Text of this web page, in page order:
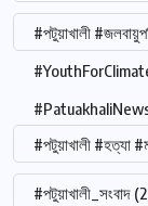
#পটুয়াখালী
#পটুয়াখালী #হত্যা
#পটুয়াখালী_সংবাদ